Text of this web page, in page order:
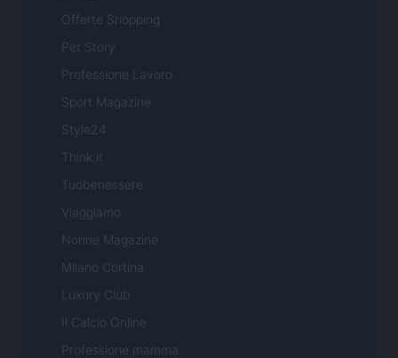
Offerte Shopping
Pet Story
Professione Lavoro
Sport Magazine
Style24
Think.it
Tuobenessere
Viaggiamo
Nonne Magazine
Milano Cortina
Luxury Club
Il Calcio Online
Professione mamma